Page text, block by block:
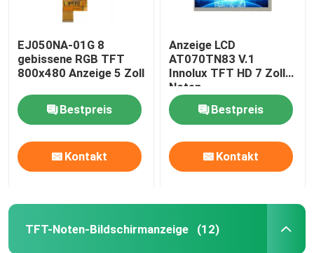
EJ050NA-01G 8
gebissene RGB TFT
800x480 Anzeige 5 Zoll
Bestpreis
Kontakt
Anzeige LCD
AT070TN83 V.1
Innolux TFT HD 7 Zoll-
Noten-
Bildschirmanzeige
HDMI ODMBestpreis
Kontakt
TFT-Noten-Bildschirmanzeige (12)